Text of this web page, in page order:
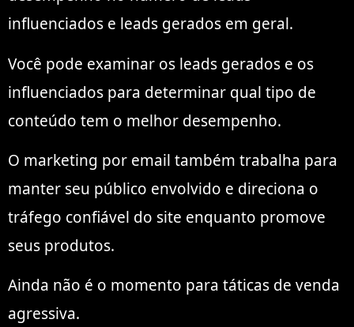
influenciados e leads gerados em geral.
Você pode examinar os leads gerados e os
influenciados para determinar qual tipo de
conteúdo tem o melhor desempenho.
O marketing por email também trabalha para
manter seu público envolvido e direciona o
tráfego confiável do site enquanto promove
seus produtos.
Ainda não é o momento para táticas de venda
agressiva.